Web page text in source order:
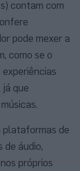
contam com
pode mexer a
como se o
já que
plataformas de
áudio,
próprios